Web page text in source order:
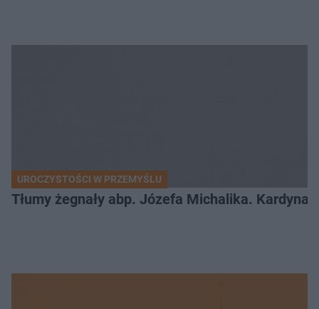
UROCZYSTOŚCI W PRZEMYŚLU
Tłumy żegnały abp. Józefa Michalika.